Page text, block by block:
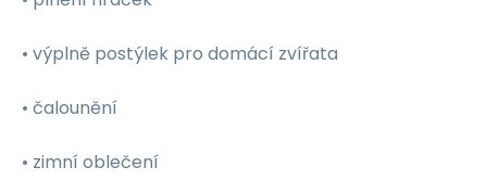
• výplně postýlek pro domácí zvířata
• čalounění
• zimní oblečení